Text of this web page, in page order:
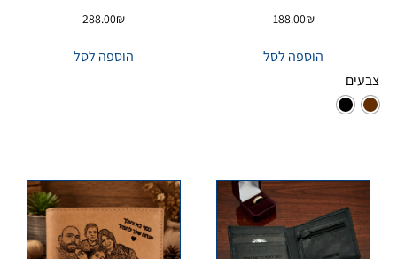
188.00₪
הוספה לסל
צבעים
288.00₪
הוספה לסל